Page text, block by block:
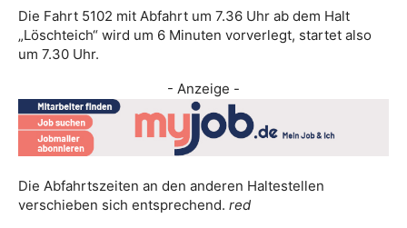
Die Fahrt 5102 mit Abfahrt um 7.36 Uhr ab dem Halt
„Löschteich“ wird um 6 Minuten vorverlegt, startet also
um 7.30 Uhr.
- Anzeige -
Die Abfahrtszeiten an den anderen Haltestellen
verschieben sich entsprechend. red